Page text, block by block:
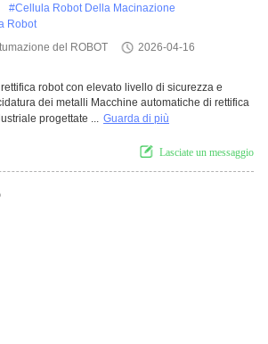
#Cellula Robot Della Macinazione
Robot
del ROBOT
2026-04-16
robot con elevato livello di sicurezza e
dei metalli Macchine automatiche di rettifica
progettate ... Guarda di più
Lasciate un messaggio